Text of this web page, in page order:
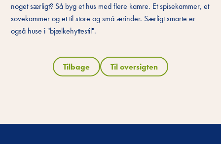
noget særligt? Så byg et hus med flere kamre. Et spisekammer, et
sovekammer og et til store og små ærinder. Særligt smarte er
også huse i "bjælkehyttestil".
Tilbage Til oversigten